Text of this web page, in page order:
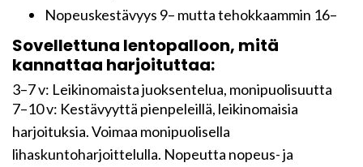
Nopeuskestävyys 9– mutta tehokkaammin 16–
Sovellettuna lentopalloon, mitä
kannattaa harjoituttaa:
3–7 v: Leikinomaista juoksentelua, monipuolisuutta
7–10 v: Kestävyyttä pienpeleillä, leikinomaisia
harjoituksia. Voimaa monipuolisella
lihaskuntoharjoittelulla. Nopeutta nopeus- ja